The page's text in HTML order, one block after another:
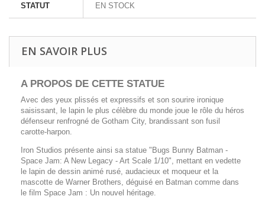
STATUT EN STOCK
EN SAVOIR PLUS
A PROPOS DE CETTE STATUE
Avec des yeux plissés et expressifs et son sourire ironique
saisissant, le lapin le plus célèbre du monde joue le rôle du héros
défenseur renfrogné de Gotham City, brandissant son fusil
carotte-harpon.
Iron Studios présente ainsi sa statue "Bugs Bunny Batman -
Space Jam: A New Legacy - Art Scale 1/10", mettant en vedette
le lapin de dessin animé rusé, audacieux et moqueur et la
mascotte de Warner Brothers, déguisé en Batman comme dans
le film Space Jam : Un nouvel héritage.